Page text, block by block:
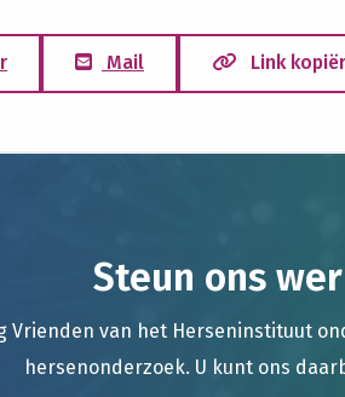
Mail Link
Steun ons
Vrienden van het Herseninstituut
hersenonderzoek. U kunt ons